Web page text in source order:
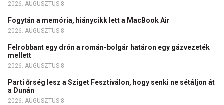
2026. AUGUSZTUS 8.
Fogytán a memória, hiánycikk lett a MacBook Air
2026. AUGUSZTUS 8.
Felrobbant egy drón a román-bolgár határon egy gázvezeték
mellett
2026. AUGUSZTUS 8.
Parti őrség lesz a Sziget Fesztiválon, hogy senki ne sétáljon át
a Dunán
2026. AUGUSZTUS 8.